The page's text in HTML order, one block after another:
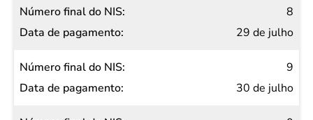
8
29 de julho
9
30 de julho